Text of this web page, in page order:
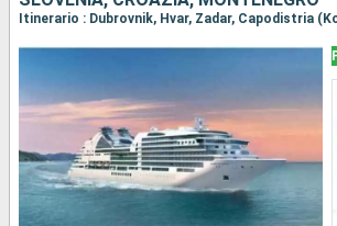
Itinerario : Dubrovnik, Hvar, Zadar, Capodistria